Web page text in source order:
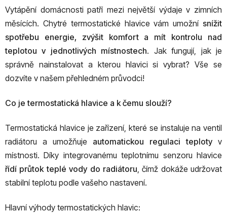
Vytápění domácnosti patří mezi největší výdaje v zimních
měsících. Chytré termostatické hlavice vám umožní snížit
spotřebu energie, zvýšit komfort a mít kontrolu nad
teplotou v jednotlivých místnostech. Jak fungují, jak je
správně nainstalovat a kterou hlavici si vybrat? Vše se
dozvíte v našem přehledném průvodci!
Co je termostatická hlavice a k čemu slouží?
Termostatická hlavice je zařízení, které se instaluje na ventil
radiátoru a umožňuje automatickou regulaci teploty v
místnosti. Díky integrovanému teplotnímu senzoru hlavice
řídí průtok teplé vody do radiátoru , čímž dokáže udržovat
stabilní teplotu podle vašeho nastavení.
Hlavní výhody termostatických hlavic: